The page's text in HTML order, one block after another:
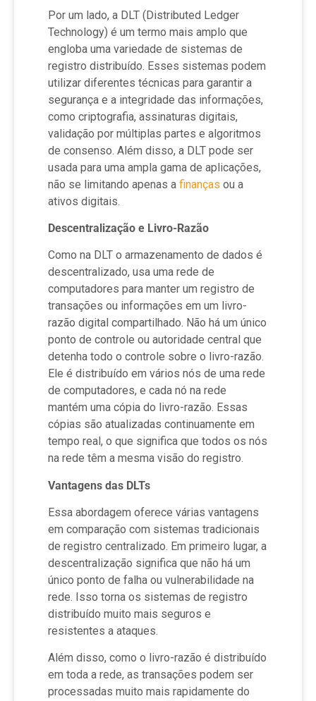
Por um lado, a DLT (Distributed Ledger
Technology) é um termo mais amplo que
engloba uma variedade de sistemas de
registro distribuído. Esses sistemas podem
utilizar diferentes técnicas para garantir a
segurança e a integridade das informações,
como criptografia, assinaturas digitais,
validação por múltiplas partes e algoritmos
de consenso. Além disso, a DLT pode ser
usada para uma ampla gama de aplicações,
não se limitando apenas a finanças ou a
ativos digitais.
Descentralização e Livro-Razão
Como na DLT o armazenamento de dados é
descentralizado, usa uma rede de
computadores para manter um registro de
transações ou informações em um livro-
razão digital compartilhado. Não há um único
ponto de controle ou autoridade central que
detenha todo o controle sobre o livro-razão.
Ele é distribuído em vários nós de uma rede
de computadores, e cada nó na rede
mantém uma cópia do livro-razão. Essas
cópias são atualizadas continuamente em
tempo real, o que significa que todos os nós
na rede têm a mesma visão do registro.
Vantagens das DLTs
Essa abordagem oferece várias vantagens
em comparação com sistemas tradicionais
de registro centralizado. Em primeiro lugar, a
descentralização significa que não há um
único ponto de falha ou vulnerabilidade na
rede. Isso torna os sistemas de registro
distribuído muito mais seguros e
resistentes a ataques.
Além disso, como o livro-razão é distribuído
em toda a rede, as transações podem ser
processadas muito mais rapidamente do